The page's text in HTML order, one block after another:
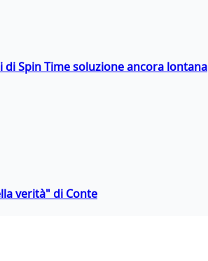
Spin Time soluzione ancora lontana
verità" di Conte